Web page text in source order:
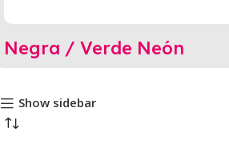
Negra / Verde Neón
Show sidebar